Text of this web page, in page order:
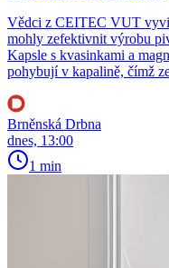
Vědci z CEITEC VUT
mohly zefektivnit výrobu
Kapsle s kvasinkami a
pohybují v kapalině, čímž
Brněnská Drbna
dnes, 13:00
1 min